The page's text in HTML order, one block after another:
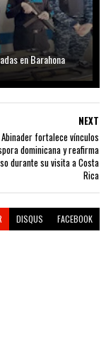
en Barahona
NEXT
fortalece vínculos
dominicana y reafirma
durante su visita a Costa
Rica
DISQUS FACEBOOK